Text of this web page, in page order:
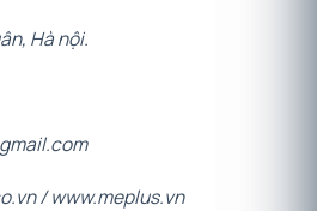
Hà nội.
/ www.meplus.vn